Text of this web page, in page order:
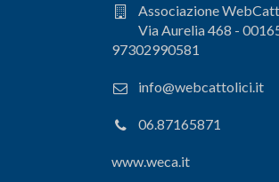
Associazione
Via Aurelia 468 -
97302990581
info@webcattolici.it
06.87165871
www.weca.it